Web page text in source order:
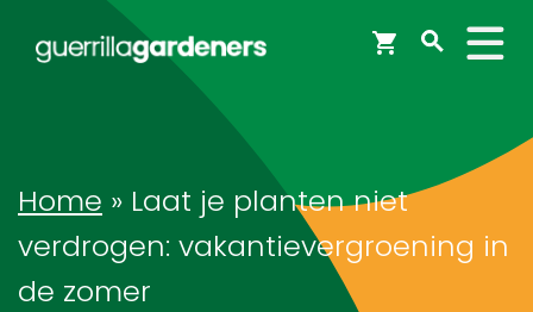
Webshop
Workshops
Tips & Inspiratie
Home » Laat je planten niet
verdrogen: vakantievergroening in
de zomer